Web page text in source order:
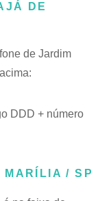
DE
de Jardim
DDD + número
/ SP